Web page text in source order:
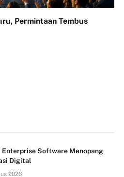
Permintaan Tembus
Enterprise Software Menopang
Digital
2026